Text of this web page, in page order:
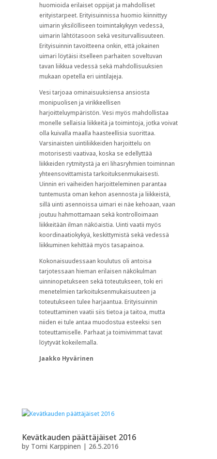
huomioida erilaiset oppijat ja mahdolliset
erityistarpeet. Erityisuinnissa huomio kiinnittyy
uimarin yksilölliseen toimintakykyyn vedessä,
uimarin lähtötasoon sekä vesiturvallisuuteen.
Erityisuinnin tavoitteena onkin, että jokainen
uimari löytäisi itselleen parhaiten soveltuvan
tavan liikkua vedessä sekä mahdollisuuksien
mukaan opetella eri uintilajeja.
Vesi tarjoaa ominaisuuksiensa ansiosta
monipuolisen ja virikkeellisen
harjoitteluympäristön. Vesi myös mahdollistaa
monelle sellaisia liikkeitä ja toimintoja, jotka voivat
olla kuivalla maalla haasteellisia suorittaa.
Varsinaisten uintiliikkeiden harjoittelu on
motorisesti vaativaa, koska se edellyttää
liikkeiden rytmitystä ja eri lihasryhmien toiminnan
yhteensovittamista tarkoituksenmukaisesti.
Uinnin eri vaiheiden harjoitteleminen parantaa
tuntemusta oman kehon asennosta ja liikkeistä,
sillä uinti asennoissa uimari ei näe kehoaan, vaan
joutuu hahmottamaan sekä kontrolloimaan
liikkeitään ilman näköaistia. Uinti vaatii myös
koordinaatiokykyä, keskittymistä sekä vedessä
liikkuminen kehittää myös tasapainoa.
Kokonaisuudessaan koulutus oli antoisa
tarjotessaan hieman erilaisen näkökulman
uinninopetukseen sekä toteutukseen, toki eri
menetelmien tarkoituksenmukaisuuteen ja
toteutukseen tulee harjaantua. Erityisuinnin
toteuttaminen vaatii siis tietoa ja taitoa, mutta
niiden ei tule antaa muodostua esteeksi sen
toteuttamiselle. Parhaat ja toimivimmat tavat
löytyvät kokeilemalla.
Jaakko Hyvärinen
Kevätkauden päättäjäiset 2016
by Tomi Karppinen | 26.5.2016